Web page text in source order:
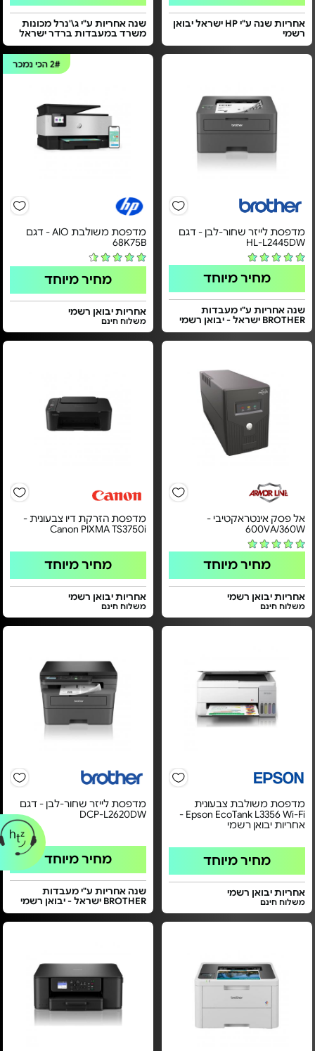
אחריות שנה ע"י HP ישראל יבואן
רשמי
שנה אחריות ע"י ג\'נרל מכונות
משרד במעבדות ברדר ישראל
מדפסת לייזר שחור-לבן - דגם
HL-L2445DW
מחיר מיוחד
שנה אחריות ע"י מעבדות
BROTHER ישראל - יבואן רשמי
2#הכי נמכר
מדפסת משולבת AIO - דגם
68K75B
מחיר מיוחד
אחריות יבואן רשמי
משלוח חינם
אל פסק אינטראקטיבי -
600VA/360W
מחיר מיוחד
אחריות יבואן רשמי
משלוח חינם
מדפסת הזרקת דיו צבעונית -
Canon PIXMA TS3750i
מחיר מיוחד
אחריות יבואן רשמי
משלוח חינם
מדפסת משולבת צבעונית
Epson EcoTank L3356 Wi-Fi -
אחריות יבואן רשמי
מחיר מיוחד
אחריות יבואן רשמי
משלוח חינם
מדפסת לייזר שחור-לבן - דגם
DCP-L2620DW
מחיר מיוחד
שנה אחריות ע"י מעבדות
BROTHER ישראל - יבואן רשמי